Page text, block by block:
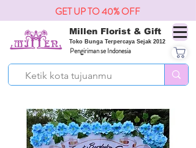
Millen Florist & Gift
Toko Bunga Terpercaya Sejak 2012
Pengiriman se Indonesia
GET UP TO 40% OFF